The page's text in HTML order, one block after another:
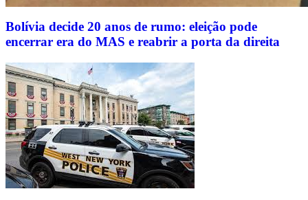
Bolívia decide 20 anos de rumo: eleição pode
encerrar era do MAS e reabrir a porta da direita